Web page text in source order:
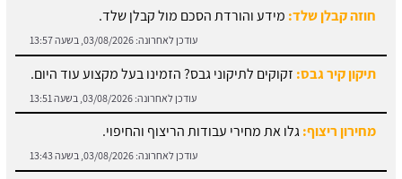
תיקון קיר גבס:זקוקים לתיקוני גבס? הזמינו בעל מקצוע עוד היום.
עודכן לאחרונה:03/08/2026, בשעה 13:51
מחירון ריצוף:גלו את מחירי עבודות הריצוף והחיפוי.
עודכן לאחרונה: 03/08/2026, בשעה 13:43
מתקין פרקטים:עץ או למינציה? כל הסוגים כאן.
עודכן לאחרונה:03/08/2026, בשעה 13:31